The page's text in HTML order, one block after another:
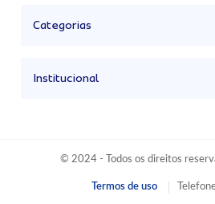
Categorias
Institucional
© 2024 - Todos os direitos
Termos de uso